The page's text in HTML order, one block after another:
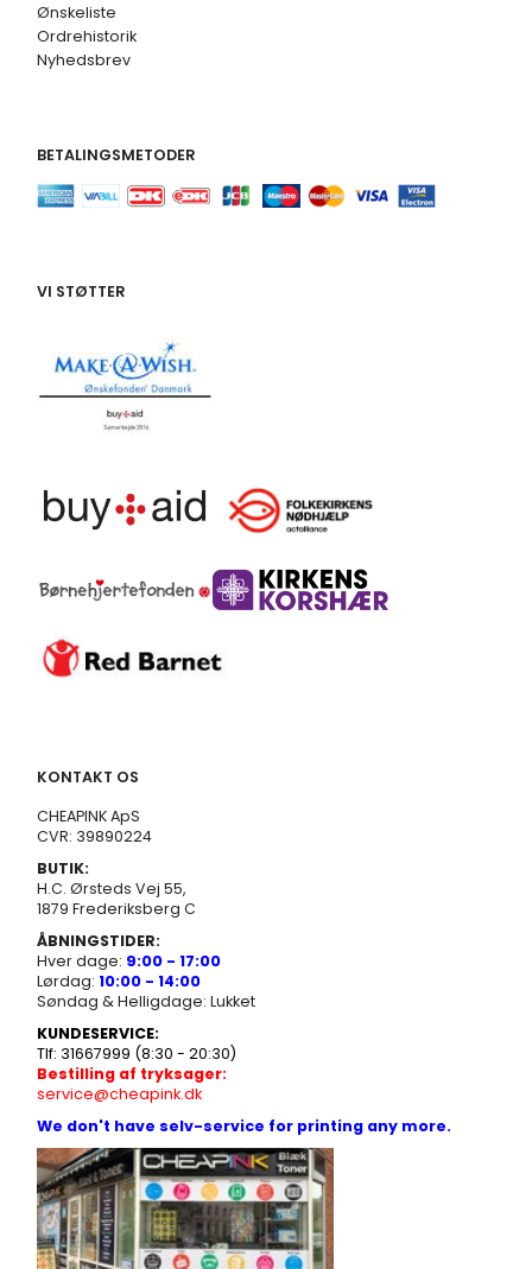
Ønskeliste
Ordrehistorik
Nyhedsbrev
BETALINGSMETODER
VI STØTTER
KONTAKT OS
CHEAPINK ApS
CVR: 39890224
BUTIK:
H.C. Ørsteds Vej 55,
1879 Frederiksberg C
ÅBNINGSTIDER:
Hver dage: 9:00 - 17:00
Lørdag: 10:00 - 14:00
Søndag & Helligdage: Lukket
KUNDESERVICE:
Tlf: 31667999 (8:30 - 20:30)
Bestilling af tryksager:
service@cheapink.dk
We don't have selv-service for printing any more.